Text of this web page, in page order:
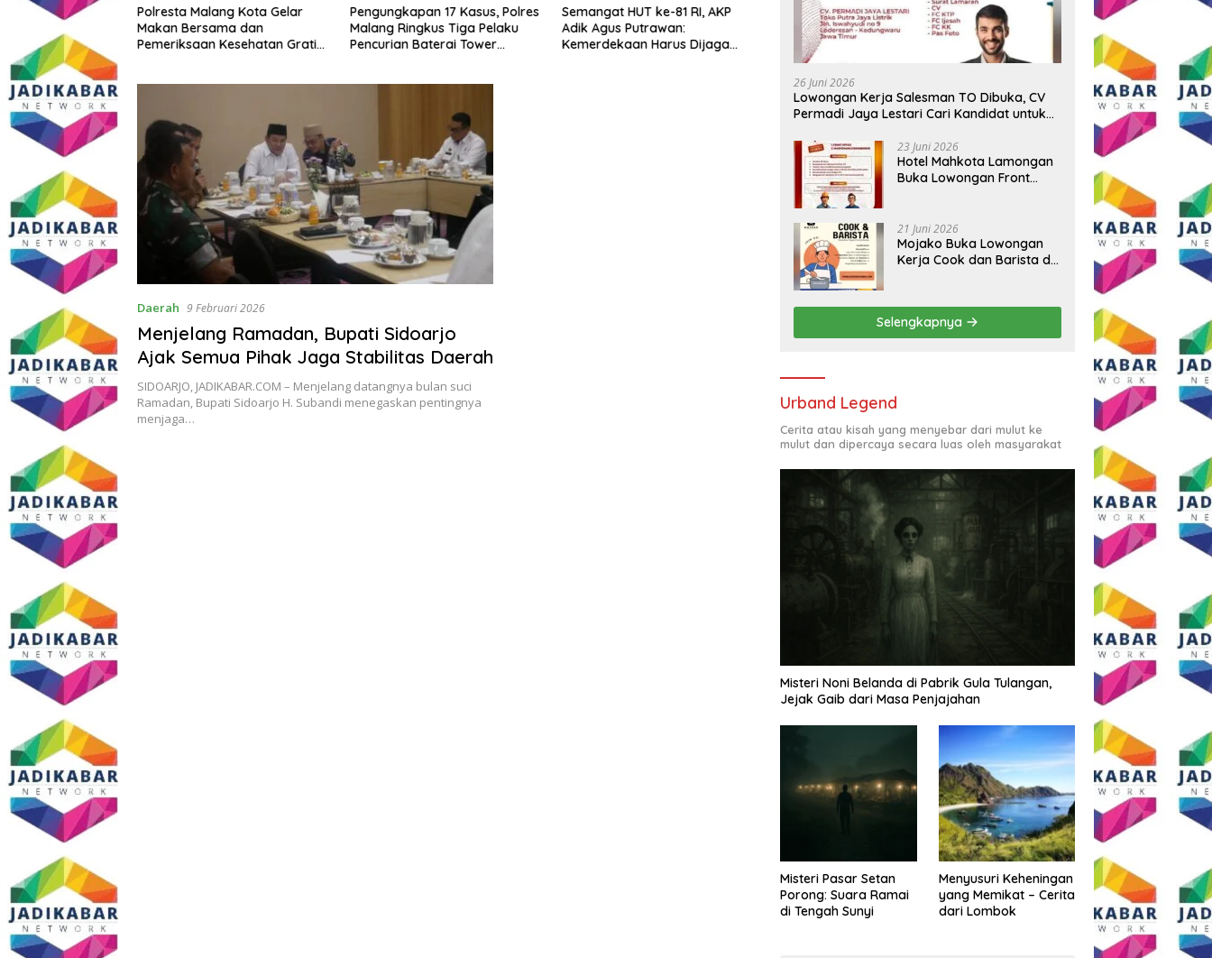
Kota
dan Polri Jaga
Polresta Malang Kota Gelar
Makan Bersama dan
Pemeriksaan Kesehatan Gratis,
Pengungkapan 17 Kasus, Polres
Malang Ringkus Tiga Pelaku
Pencurian Baterai Tower
Semangat HUT ke-81 RI, AKP
Adik Agus Putrawan:
Kemerdekaan Harus Dijaga
Tiga BUMD Air Minum Malang
Raya Perkuat Kolaborasi,
Berangkatkan Kontingen
Menuju Seleksi Atlet
PORPAMNAS IX 2026
Wali Kota Malang Paparkan
Model Pembangunan
Berkelanjutan di Forum
Nasional Bangun Bangsa
Daerah 9 Februari 2026
Menjelang Ramadan, Bupati Sidoarjo
Ajak Semua Pihak Jaga Stabilitas Daerah
SIDOARJO, JADIKABAR.COM – Menjelang datangnya bulan suci
Ramadan, Bupati Sidoarjo H. Subandi menegaskan pentingnya
menjaga…
26 Juni 2026
Lowongan Kerja Salesman TO Dibuka, CV
Permadi Jaya Lestari Cari Kandidat untuk
23 Juni 2026
Hotel Mahkota Lamongan
Buka Lowongan Front
Syaratnya
21 Juni 2026
Mojako Buka Lowongan
Kerja Cook dan Barista di
Selengkapnya
Urband Legend
Cerita atau kisah yang menyebar dari mulut ke
mulut dan dipercaya secara luas oleh masyarakat
Misteri Noni Belanda di Pabrik Gula Tulangan,
Jejak Gaib dari Masa Penjajahan
Misteri Pasar Setan
Porong: Suara Ramai
di Tengah Sunyi
Menyusuri Keheningan
yang Memikat – Cerita
dari Lombok